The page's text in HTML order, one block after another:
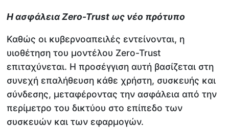
Η ασφάλειαZero-Trust ως νέο πρότυπο
Καθώς οι κυβερνοαπειλές εντείνονται, η
υιοθέτηση του μοντέλου Zero-Trust
επιταχύνεται. Η προσέγγιση αυτή βασίζεται στη
συνεχή επαλήθευση κάθε χρήστη, συσκευής και
σύνδεσης, μεταφέροντας την ασφάλεια από την
περίμετρο του δικτύου στο επίπεδο των
συσκευών και των εφαρμογών.